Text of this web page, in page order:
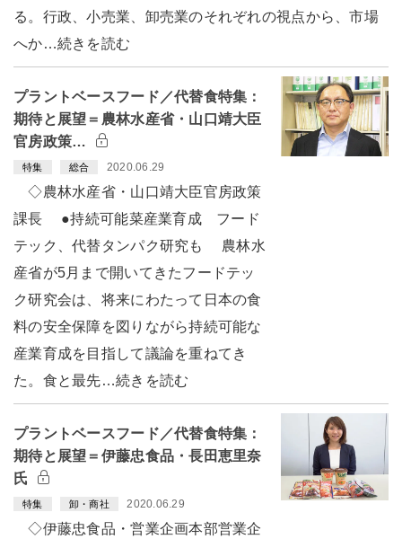
る。行政、小売業、卸売業のそれぞれの視点から、市場
へか…続きを読む
プラントベースフード／代替食特集：
期待と展望＝農林水産省・山口靖大臣
官房政策…
特集 総合 2020.06.29
◇農林水産省・山口靖大臣官房政策
課長 ●持続可能菜産業育成 フード
テック、代替タンパク研究も 農林水
産省が5月まで開いてきたフードテッ
ク研究会は、将来にわたって日本の食
料の安全保障を図りながら持続可能な
産業育成を目指して議論を重ねてき
た。食と最先…続きを読む
プラントベースフード／代替食特集：
期待と展望＝伊藤忠食品・長田恵里奈
氏
特集 卸・商社 2020.06.29
◇伊藤忠食品・営業企画本部営業企